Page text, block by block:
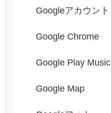
Googleアカウント
Google Chrome
Google Play Music
Google Map